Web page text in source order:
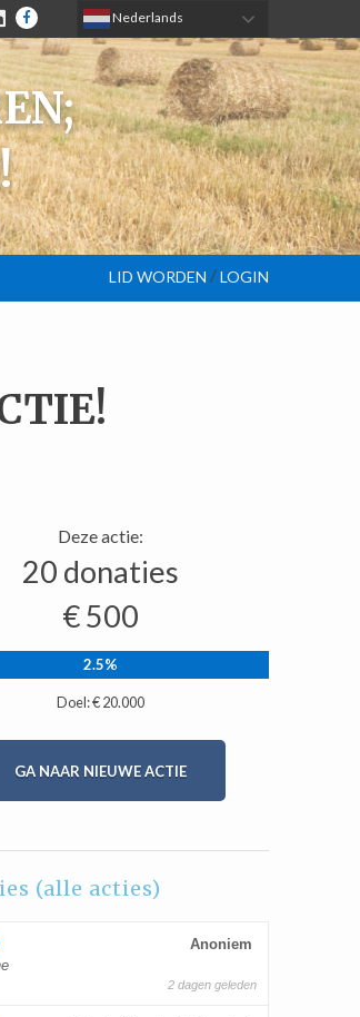
FACEBOOK Nederlands
LID WORDEN /LOGIN
Deze actie:
20 donaties
€ 500
2.5%
Doel: € 20.000
GA NAAR NIEUWE ACTIE
(alle acties)
Anoniem
2 dagen geleden